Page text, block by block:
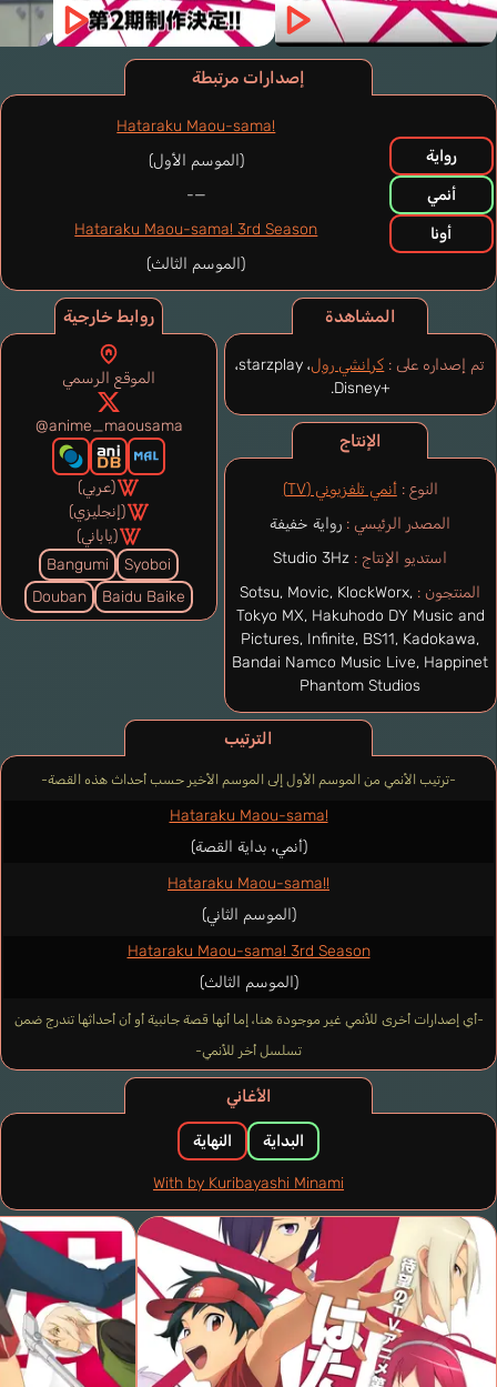
المشاهدة
تم إصداره على : كرانشي رول، starzplay،
Disney+
.
الإنتاج
النوع :أنمي تلفزيوني (TV)
المصدر الرئيسي : رواية خفيفة
استديو الإنتاج : Studio 3Hz
المنتجون : Sotsu, Movic, KlockWorx,
Tokyo MX, Hakuhodo DY Music and
Pictures, Infinite, BS11, Kadokawa,
Bandai Namco Music Live, Happinet
Phantom Studios
إصدارات مرتبطة
رواية
أنمي
أونا
Hataraku Maou-sama!
(الموسم الأول)
—-
Hataraku Maou-sama! 3rd Season
(الموسم الثالث)
الترتيب
-ترتيب الأنمي من الموسم الأول إلى الموسم الأخير حسب أحداث هذه القصة-
Hataraku Maou-sama!
(أنمي، بداية القصة)
Hataraku Maou-sama!!
(الموسم الثاني)
Hataraku Maou-sama! 3rd Season
(الموسم الثالث)
-أي إصدارات أخرى للأنمي غير موجودة هنا، إما أنها قصة جانبية أو أن أحداثها تندرج ضمن
تسلسل أخر للأنمي-
الأغاني
البداية النهاية
With by Kuribayashi Minami
روابط خارجية
الموقع الرسمي
@anime_maousama
(عربي)
(إنجليزي)
(ياباني)
Syoboi
Bangumi
Baidu Baike
Douban